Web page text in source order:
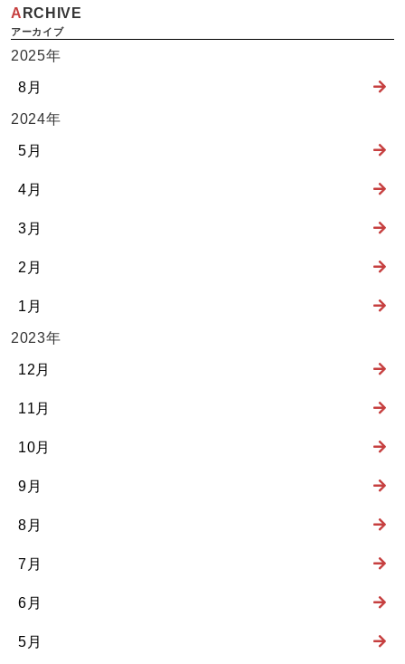
ARCHIVE
2025年
8月
2024年
5月
4月
3月
2月
1月
2023年
12月
11月
10月
9月
8月
7月
6月
5月